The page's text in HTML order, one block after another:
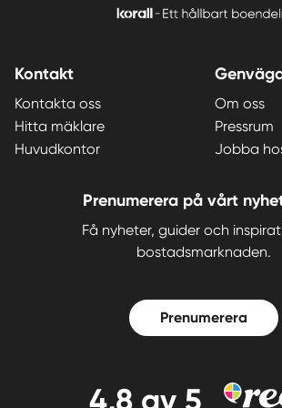
Kontakt
Kontakta oss
Hitta mäklare
Huvudkontor
Om oss
Pressrum
Jobba
Prenumerera på vårt
Få nyheter, guider och
bostadsmarknaden.
Prenumerera
4,8 av 5